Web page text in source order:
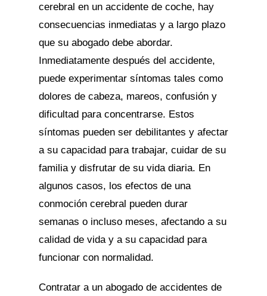
cerebral en un accidente de coche, hay
consecuencias inmediatas y a largo plazo
que su abogado debe abordar.
Inmediatamente después del accidente,
puede experimentar síntomas tales como
dolores de cabeza, mareos, confusión y
dificultad para concentrarse. Estos
síntomas pueden ser debilitantes y afectar
a su capacidad para trabajar, cuidar de su
familia y disfrutar de su vida diaria. En
algunos casos, los efectos de una
conmoción cerebral pueden durar
semanas o incluso meses, afectando a su
calidad de vida y a su capacidad para
funcionar con normalidad.
Contratar a un abogado de accidentes de